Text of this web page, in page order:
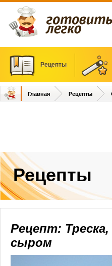
Рецепты
Главная Рецепты
Рецепты
Рецепт:
сыром